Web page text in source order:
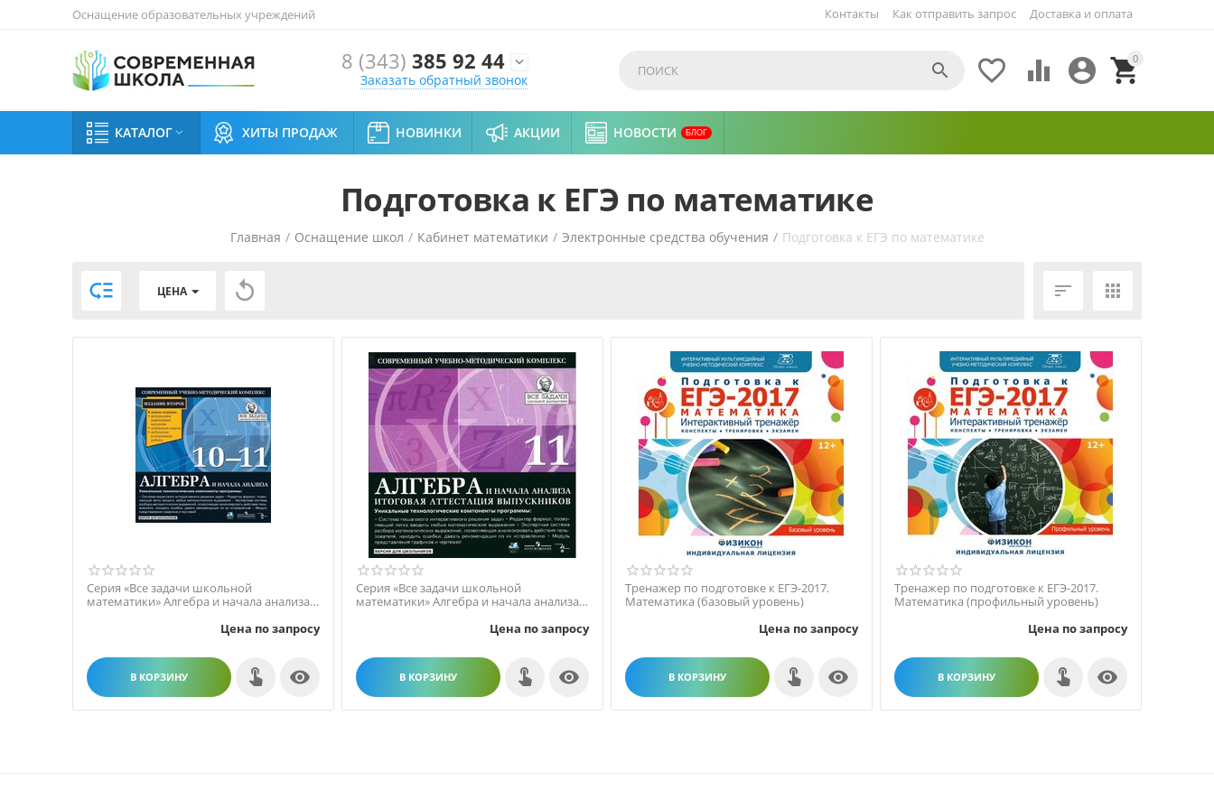
Оснащение образовательных учреждений Как отправить запрос Доставка и оплата
Контакты
8 (343) 385 92 44 
Заказать обратный звонок
0


 

КАТАЛОГ  ХИТЫ ПРОДАЖ НОВИНКИ АКЦИИ НОВОСТИ БЛОГ
Подготовка к ЕГЭ по математике
Главная / Оснащение школ / Кабинет математики / Электронные средства обучения / Подготовка к ЕГЭ по математике
 ЦЕНА   
Серия «Все задачи школьной
математики» Алгебра и начала анализа.
Цена по запросу
В КОРЗИНУ 
Серия «Все задачи школьной
математики» Алгебра и начала анализа.
Цена по запросу
В КОРЗИНУ 
Тренажер по подготовке к ЕГЭ-2017.
Математика (базовый уровень)
Цена по запросу
В КОРЗИНУ 
Тренажер по подготовке к ЕГЭ-2017.
Математика (профильный уровень)
Цена по запросу
В КОРЗИНУ 